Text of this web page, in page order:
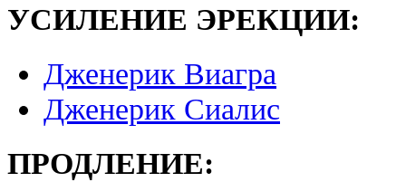
УСИЛЕНИЕ ЭРЕКЦИИ:
Дженерик Виагра
Дженерик Сиалис
ПРОДЛЕНИЕ: